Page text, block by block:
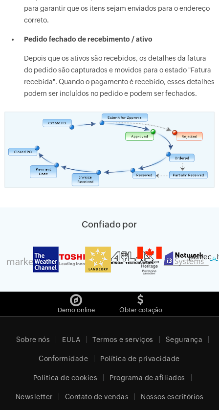
para garantir que os itens sejam enviados para o endereço
correto.
Pedido fechado de recebimento / ativo
Depois que os ativos são recebidos, os detalhes da fatura
do pedido são capturados e movidos para o estado "Fatura
recebida". Quando o pagamento é recebido, esses detalhes
podem ser incluídos no pedido e podem ser fechados.
Confiado por
Demo online Obter cotação
Sobre nós EULA Termos e serviços Segurança
Conformidade Política de privacidade
Política de cookies Programa de afiliados
Newsletter Contato de vendas Nossos escritórios